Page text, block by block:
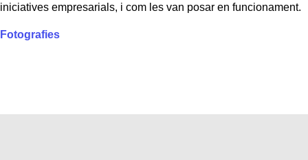
iniciatives empresarials, i com les van posar en funcionament.
Fotografies